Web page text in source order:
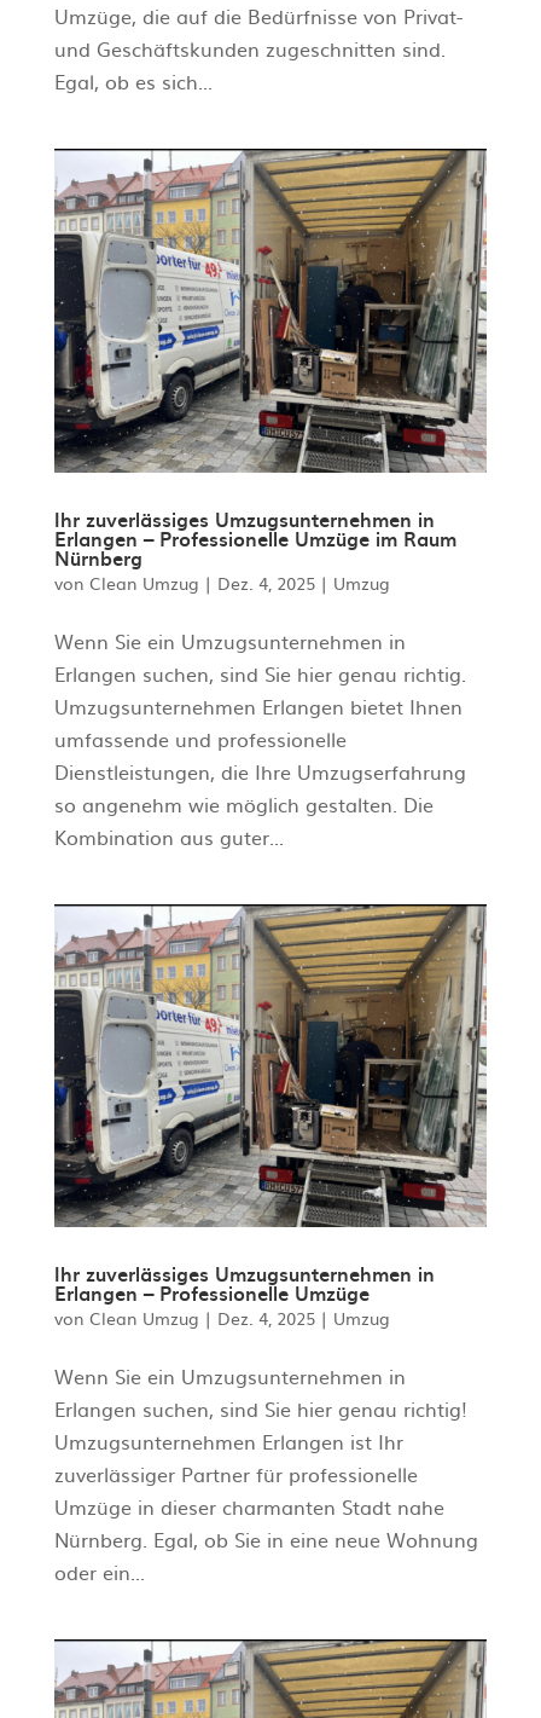
Umzüge, die auf die Bedürfnisse von Privat-
und Geschäftskunden zugeschnitten sind.
Egal, ob es sich...
Ihr zuverlässiges Umzugsunternehmen in
Erlangen – Professionelle Umzüge im Raum
Nürnberg
von Clean Umzug | Dez. 4, 2025| Umzug
Wenn Sie ein Umzugsunternehmen in
Erlangen suchen, sind Sie hier genau richtig.
Umzugsunternehmen Erlangen bietet Ihnen
umfassende und professionelle
Dienstleistungen, die Ihre Umzugserfahrung
so angenehm wie möglich gestalten. Die
Kombination aus guter...
Ihr zuverlässiges Umzugsunternehmen in
Erlangen – Professionelle Umzüge
von Clean Umzug | Dez. 4, 2025| Umzug
Wenn Sie ein Umzugsunternehmen in
Erlangen suchen, sind Sie hier genau richtig!
Umzugsunternehmen Erlangen ist Ihr
zuverlässiger Partner für professionelle
Umzüge in dieser charmanten Stadt nahe
Nürnberg. Egal, ob Sie in eine neue Wohnung
oder ein...